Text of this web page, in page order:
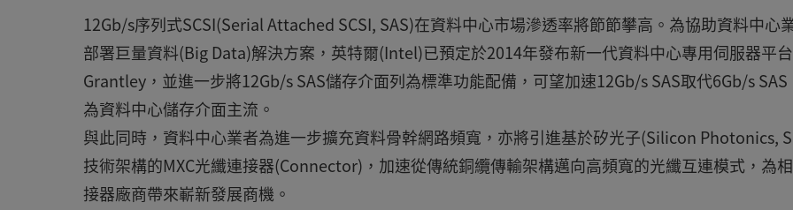
12Gb/s序列式SCSI(Serial Attached SCSI, SAS)在資料中心市場滲透率將節節攀高。為協助資料中心
部署巨量資料(Big Data)解決方案，英特爾(Intel)已預定於2014年發布新一代資料中心專用伺服器平
Grantley，並進一步將12Gb/s SAS儲存介面列為標準功能配備，可望加速12Gb/s SAS取代6Gb/s SAS
為資料中心儲存介面主流。
與此同時，資料中心業者為進一步擴充資料骨幹網路頻寬，亦將引進基於矽光子(Silicon Photonics,
技術架構的MXC光纖連接器(Connector)，加速從傳統銅纜傳輸架構邁向高頻寬的光纖互連模式，為
接器廠商帶來嶄新發展商機。